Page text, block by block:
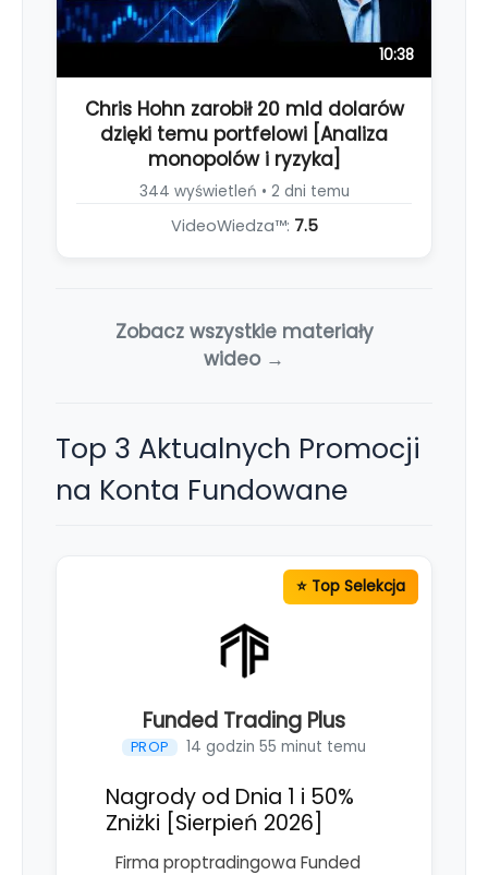
10:38
Chris Hohn zarobił 20 mld dolarów
dzięki temu portfelowi [Analiza
monopolów i ryzyka]
344 wyświetleń • 2 dni temu
VideoWiedza™: 7.5
Zobacz wszystkie materiały
wideo →
Top 3 Aktualnych Promocji
na Konta Fundowane
Funded Trading Plus
PROP 14 godzin 55 minut temu
Nagrody od Dnia 1 i 50%
Zniżki [Sierpień 2026]
Firma proptradingowa Funded